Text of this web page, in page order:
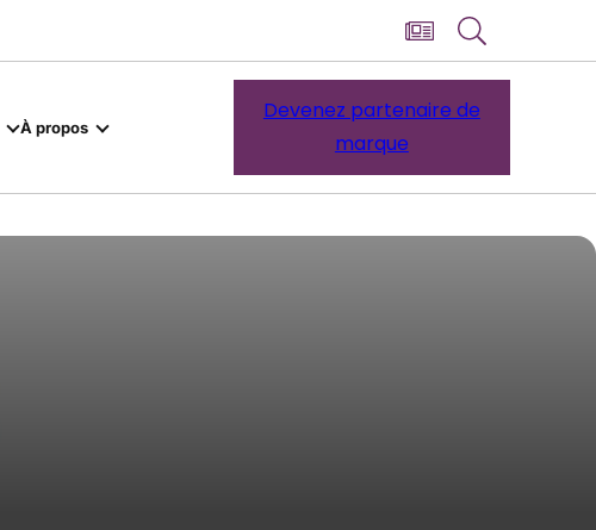
À propos
Devenez partenaire de
marque